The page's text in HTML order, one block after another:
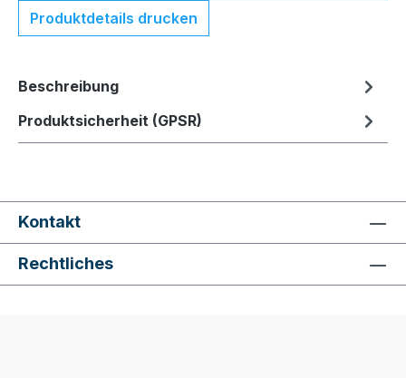
Produktdetails drucken
Beschreibung
Produktsicherheit (GPSR)
Kontakt
Rechtliches